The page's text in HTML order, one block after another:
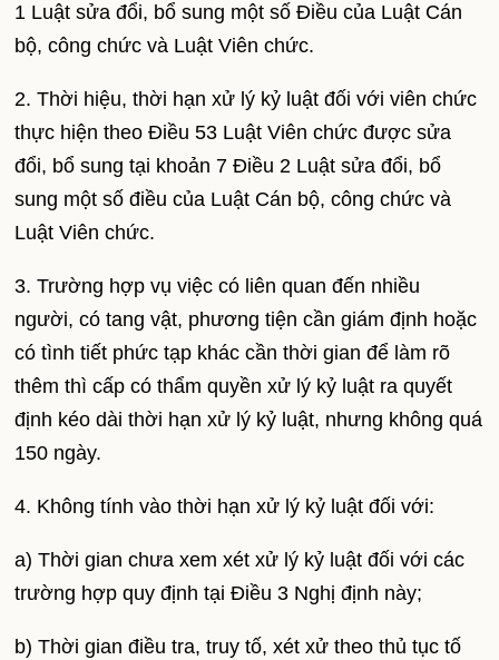
1 Luật sửa đổi, bổ sung một số Điều của Luật Cán
bộ, công chức và Luật Viên chức.
2. Thời hiệu, thời hạn xử lý kỷ luật đối với viên chức
thực hiện theo Điều 53 Luật Viên chức được sửa
đổi, bổ sung tại khoản 7 Điều 2 Luật sửa đổi, bổ
sung một số điều của Luật Cán bộ, công chức và
Luật Viên chức.
3. Trường hợp vụ việc có liên quan đến nhiều
người, có tang vật, phương tiện cần giám định hoặc
có tình tiết phức tạp khác cần thời gian để làm rõ
thêm thì cấp có thẩm quyền xử lý kỷ luật ra quyết
định kéo dài thời hạn xử lý kỷ luật, nhưng không quá
150 ngày.
4. Không tính vào thời hạn xử lý kỷ luật đối với:
a) Thời gian chưa xem xét xử lý kỷ luật đối với các
trường hợp quy định tại Điều 3 Nghị định này;
b) Thời gian điều tra, truy tố, xét xử theo thủ tục tố